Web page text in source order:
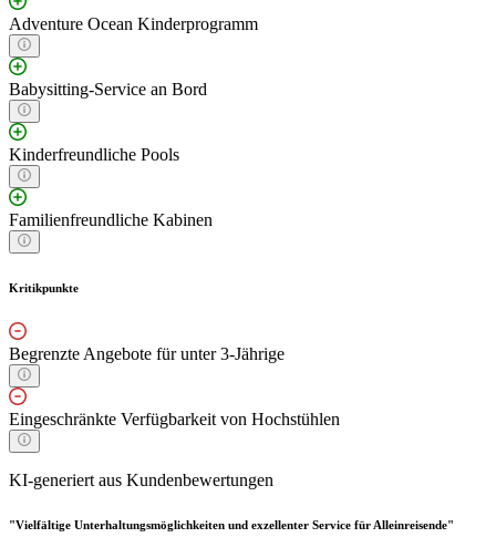
Adventure Ocean Kinderprogramm
Babysitting-Service an Bord
Kinderfreundliche Pools
Familienfreundliche Kabinen
Kritikpunkte
Begrenzte Angebote für unter 3-Jährige
Eingeschränkte Verfügbarkeit von Hochstühlen
KI-generiert aus Kundenbewertungen
"Vielfältige Unterhaltungsmöglichkeiten und exzellenter Service für Alleinreisende"